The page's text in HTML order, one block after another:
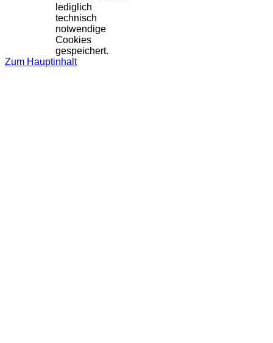
lediglich
technisch
notwendige
Cookies
gespeichert.
Zum Hauptinhalt